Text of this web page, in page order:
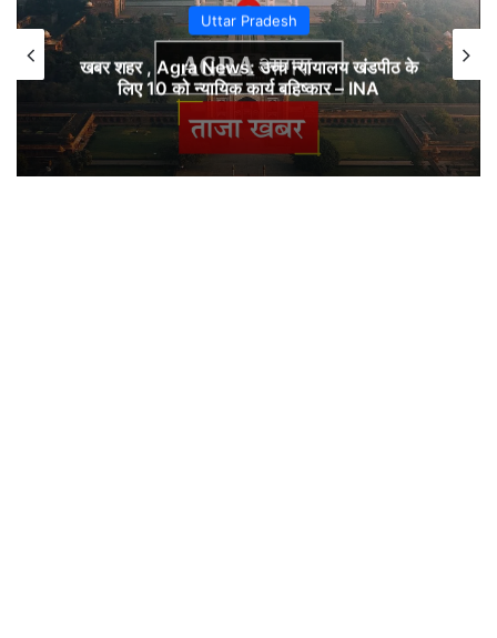
Uttar Pradesh
खबर शहर , Agra News: उच्च न्यायालय खंडपीठ के
लिए 10 को न्यायिक कार्य बहिष्कार – INA